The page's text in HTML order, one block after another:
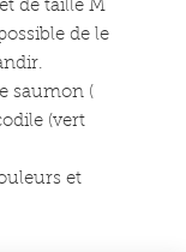
de taille M
de le
saumon (
(vert
et